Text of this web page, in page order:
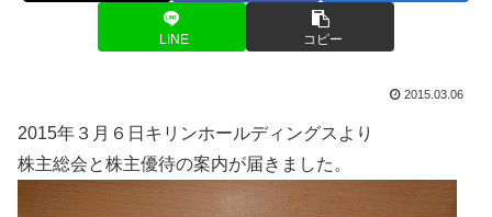
LINE コピー
2015.03.06
2015年３月６日キリンホールディングスより
株主総会と株主優待の案内が届きました。